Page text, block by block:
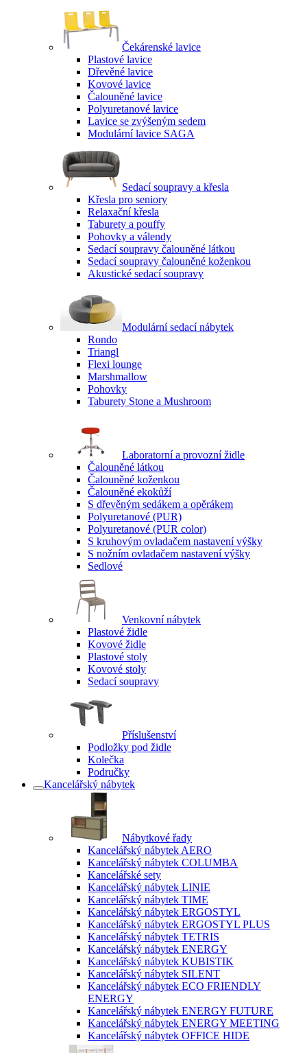
Čekárenské lavice
Plastové lavice
Dřevěné lavice
Kovové lavice
Čalouněné lavice
Polyuretanové lavice
Lavice se zvýšeným sedem
Modulární lavice SAGA
Sedací soupravy a křesla
Křesla pro seniory
Relaxační křesla
Taburety a pouffy
Pohovky a válendy
Sedací soupravy čalouněné látkou
Sedací soupravy čalouněné koženkou
Akustické sedací soupravy
Modulární sedací nábytek
Rondo
Triangl
Flexi lounge
Marshmallow
Pohovky
Taburety Stone a Mushroom
Laboratorní a provozní židle
Čalouněné látkou
Čalouněné koženkou
Čalouněné ekokůží
S dřevěným sedákem a opěrákem
Polyuretanové (PUR)
Polyuretanové (PUR color)
S kruhovým ovladačem nastavení výšky
S nožním ovladačem nastavení výšky
Sedlové
Venkovní nábytek
Plastové židle
Kovové židle
Plastové stoly
Kovové stoly
Sedací soupravy
Příslušenství
Podložky pod židle
Kolečka
Područky
Kancelářský nábytek
Nábytkové řady
Kancelářský nábytek AERO
Kancelářský nábytek COLUMBA
Kancelářské sety
Kancelářský nábytek LINIE
Kancelářský nábytek TIME
Kancelářský nábytek ERGOSTYL
Kancelářský nábytek ERGOSTYL PLUS
Kancelářský nábytek TETRIS
Kancelářský nábytek ENERGY
Kancelářský nábytek KUBISTIK
Kancelářský nábytek SILENT
Kancelářský nábytek ECO FRIENDLY
ENERGY
Kancelářský nábytek ENERGY FUTURE
Kancelářský nábytek ENERGY MEETING
Kancelářský nábytek OFFICE HIDE